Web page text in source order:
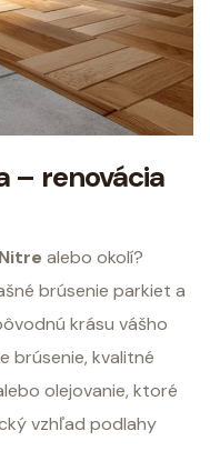
– renovácia
alebo okolí?
brúsenie parkiet a
krásu vášho
brúsenie, kvalitné
olejovanie, ktoré
vzhľad podlahy